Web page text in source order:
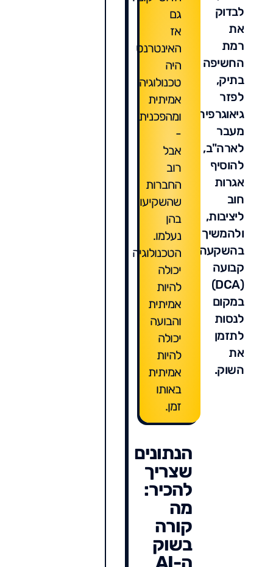
לבדוק
את
רמת
החשיפה
בתיק,
לפזר
גיאוגרפית
מעבר
לארה"ב,
להוסיף
אגרות
חוב
ליציבות,
ולהמשיך
בהשקעה
קבועה
(DCA)
במקום
לנסות
לתזמן
את
השוק.
גם
אז
האינטרנט
היה
טכנולוגיה
אמיתית
ומהפכנית
-
אבל
רוב
החברות
שהשקיעו
בהן
נעלמו.
הטכנולוגיה
יכולה
להיות
אמיתית
והבועה
יכולה
להיות
אמיתית
באותו
זמן.
הנתונים
שצריך
להכיר:
מה
קורה
בשוק